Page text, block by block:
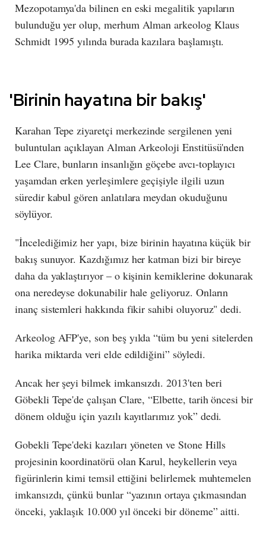
Mezopotamya'da bilinen en eski megalitik yapıların
bulunduğu yer olup, merhum Alman arkeolog Klaus
Schmidt 1995 yılında burada kazılara başlamıştı.
'Birinin hayatına bir bakış'
Karahan Tepe ziyaretçi merkezinde sergilenen yeni
buluntuları açıklayan Alman Arkeoloji Enstitüsü'nden
Lee Clare, bunların insanlığın göçebe avcı-toplayıcı
yaşamdan erken yerleşimlere geçişiyle ilgili uzun
süredir kabul gören anlatılara meydan okuduğunu
söylüyor.
"İncelediğimiz her yapı, bize birinin hayatına küçük bir
bakış sunuyor. Kazdığımız her katman bizi bir bireye
daha da yaklaştırıyor – o kişinin kemiklerine dokunarak
ona neredeyse dokunabilir hale geliyoruz. Onların
inanç sistemleri hakkında fikir sahibi oluyoruz" dedi.
Arkeolog AFP'ye, son beş yılda “tüm bu yeni sitelerden
harika miktarda veri elde edildiğini” söyledi.
Ancak her şeyi bilmek imkansızdı. 2013'ten beri
Göbekli Tepe'de çalışan Clare, “Elbette, tarih öncesi bir
dönem olduğu için yazılı kayıtlarımız yok” dedi.
Gobekli Tepe'deki kazıları yöneten ve Stone Hills
projesinin koordinatörü olan Karul, heykellerin veya
figürinlerin kimi temsil ettiğini belirlemek muhtemelen
imkansızdı, çünkü bunlar “yazının ortaya çıkmasından
önceki, yaklaşık 10.000 yıl önceki bir döneme” aitti.